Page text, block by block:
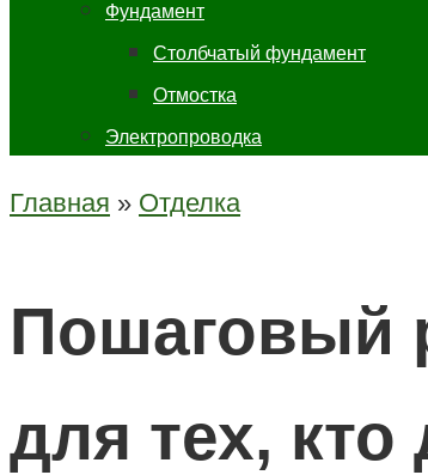
Фундамент
Столбчатый фундамент
Отмостка
Электропроводка
Главная » Отделка
Пошаговый
для тех,